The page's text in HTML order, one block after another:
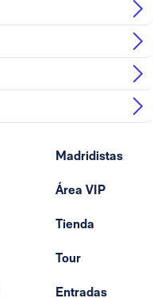
Madridistas
Área VIP
Tienda
Tour
Entradas